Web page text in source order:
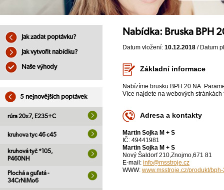
Jak zadat poptávku?
Jak vytvořit nabídku?
Naše výhody
5 nejnovějších poptávek
rúra 20x7, E235+C
kruhova tyc 46 c45
kruhová tyč *105,
P460NH
Plochá a guľatá -
34CrNiMo6
Nabídka: Bruska BPH
Datum vložení: 10.12.2018 / Datum
Základní informace
Nabízíme brusku BPH 20 NA.
Více najdete na webových stránkách
Adresa a kontakty
Martin Sojka M + S
IČ: 49441981
Martin Sojka M + S
Nový Šaldorf 210,Znojmo,671 81
E-mail: info@msstroje.cz
WWW: www.msstroje.cz/produkt/